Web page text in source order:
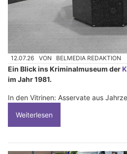
12.07.26 VON BELMEDIA REDAKTION
Ein Blick ins Kriminalmuseum der
im Jahr 1981.
In den Vitrinen: Asservate aus
Weiterlesen